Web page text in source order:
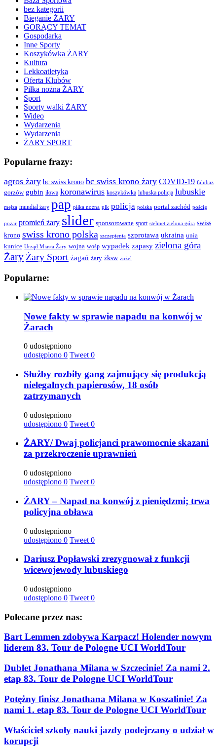
bez kategorii
Bieganie ŻARY
GORĄCY TEMAT
Gospodarka
Inne Sporty
Koszykówka ŻARY
Kultura
Lekkoatletyka
Oferta Klubów
Piłka nożna ŻARY
Sport
Sporty walki ŻARY
Wideo
Wydarzenia
Wydarzenia
ŻARY SPORT
Popularne frazy:
agros żary bc swiss krono bc swiss krono żary COVID-19 falubaz
gorzów gubin iłowa koronawirus koszykówka lubuska policja lubuskie
mejza mundial żary pap piłka nożna plk policja polska portal zachód pościg
pożar promień żary slider sponsorowane sport stelmet zielona góra swiss
krono swiss krono polska szczepienia szprotawa ukraina unia
kunice Urząd Miasta Żary wojna wośp wypadek zapasy zielona góra
Żary Żary Sport żagań żary żksw żużel
Popularne:
Nowe fakty w sprawie napadu na konwój w
Żarach
0 udostępniono
udostępiono 0 Tweet 0
Służby rozbiły gang zajmujący się produkcją
nielegalnych papierosów, 18 osób
zatrzymanych
0 udostępniono
udostępiono 0 Tweet 0
ŻARY/ Dwaj policjanci prawomocnie skazani
za przekroczenie uprawnień
0 udostępniono
udostępiono 0 Tweet 0
ŻARY – Napad na konwój z pieniędzmi; trwa
policyjna obława
0 udostępniono
udostępiono 0 Tweet 0
Dariusz Popławski zrezygnował z funkcji
wicewojewody lubuskiego
0 udostępniono
udostępiono 0 Tweet 0
Polecane przez nas:
Bart Lemmen zdobywa Karpacz! Holender nowym
liderem 83. Tour de Pologne UCI WorldTour
Dublet Jonathana Milana w Szczecinie! Za nami 2.
etap 83. Tour de Pologne UCI WorldTour
Potężny finisz Jonathana Milana w Koszalinie! Za
nami 1. etap 83. Tour de Pologne UCI WorldTour
Właściciel szkoły nauki jazdy podejrzany o udział w
korupcji